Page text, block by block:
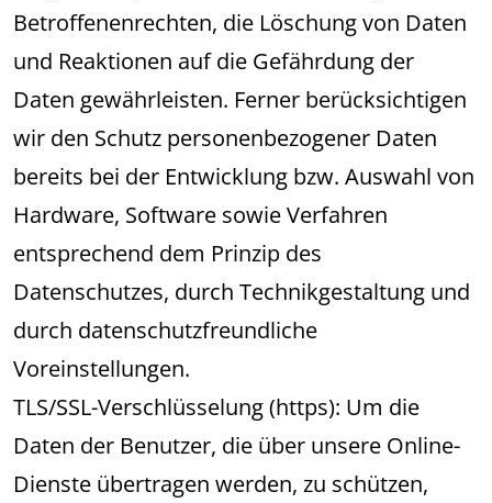
Betroffenenrechten, die Löschung von Daten
und Reaktionen auf die Gefährdung der
Daten gewährleisten. Ferner berücksichtigen
wir den Schutz personenbezogener Daten
bereits bei der Entwicklung bzw. Auswahl von
Hardware, Software sowie Verfahren
entsprechend dem Prinzip des
Datenschutzes, durch Technikgestaltung und
durch datenschutzfreundliche
Voreinstellungen.
TLS/SSL-Verschlüsselung (https): Um die
Daten der Benutzer, die über unsere Online-
Dienste übertragen werden, zu schützen,